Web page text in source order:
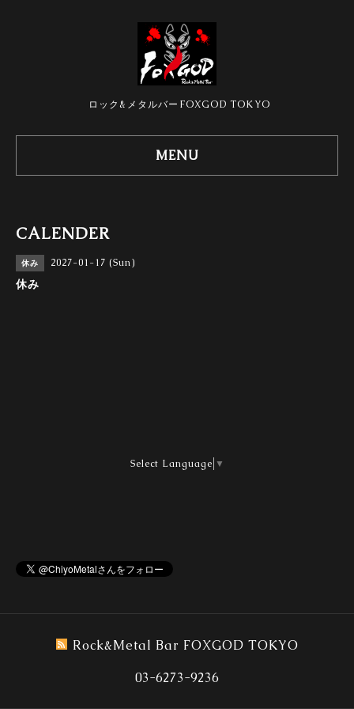
ロック&メタルバーFOXGOD TOKYO
MENU
CALENDER
休み 2027-01-17 (Sun)
休み
Select Language ▼
Rock&Metal Bar FOXGOD TOKYO
03-6273-9236